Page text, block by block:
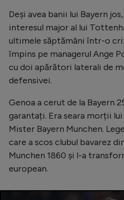
Deși avea banii lui Bayern
interesul major al lui
ultimele săptămâni într-o
împins pe managerul Ange
cu doi apărători laterali de
defensivei.
Genoa a cerut de la Bayern
garantați. Era seara morții lui
Mister Bayern Munchen.
care a scos clubul bavarez
Munchen 1860 și l-a
european.